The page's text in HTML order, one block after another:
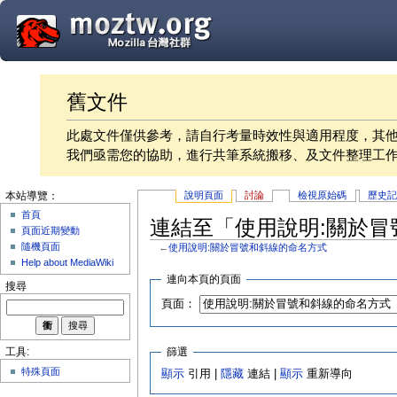
舊文件
此處文件僅供參考，請自行考量時效性與適用程度，其
我們亟需您的協助，進行共筆系統搬移、及文件整理工
說明頁面 討論 檢視原始碼 歷史
連結至「使用說明:關於
←使用說明:關於冒號和斜線的命名方式
連向本頁的頁面
頁面：
篩選
顯示 引用 | 隱藏 連結 |顯示 重新導向
本站導覽：
首頁
頁面近期變動
隨機頁面
Help about MediaWiki
搜尋
工具:
特殊頁面